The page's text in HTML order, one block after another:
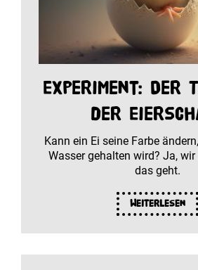
Experiment: Der
der
Kann ein Ei seine Farbe
Wasser gehalten wird? Ja, wir
das geht.
Weiterlesen